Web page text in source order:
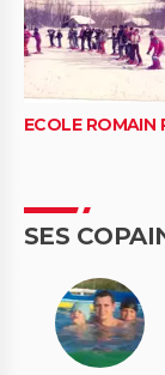
ECOLE ROMAIN
SES